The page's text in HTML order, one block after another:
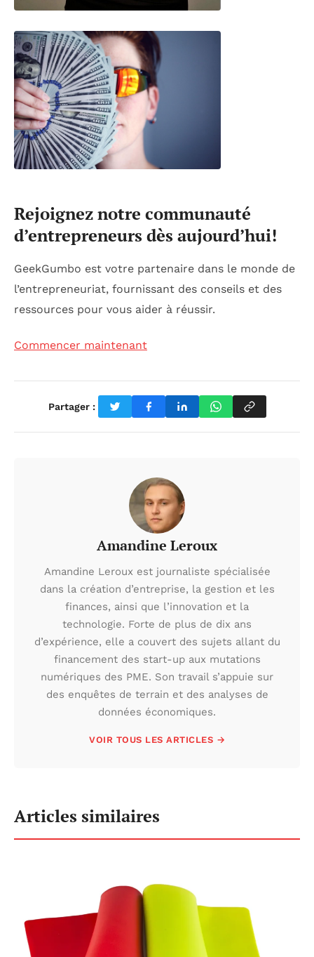
Rejoignez notre communauté
d’entrepreneurs dès aujourd’hui!
GeekGumbo est votre partenaire dans le monde de
l’entrepreneuriat, fournissant des conseils et des
ressources pour vous aider à réussir.
Commencer maintenant
Partager :
Amandine Leroux
Amandine Leroux est journaliste spécialisée
dans la création d’entreprise, la gestion et les
finances, ainsi que l’innovation et la
technologie. Forte de plus de dix ans
d’expérience, elle a couvert des sujets allant du
financement des start-up aux mutations
numériques des PME. Son travail s’appuie sur
des enquêtes de terrain et des analyses de
données économiques.
VOIR TOUS LES ARTICLES →
Articles similaires